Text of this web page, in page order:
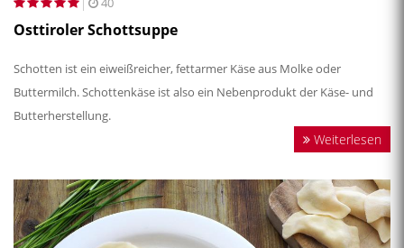
Osttiroler Schottsuppe
Schotten ist ein eiweißreicher, fettarmer Käse aus Molke oder
Buttermilch. Schottenkäse ist also ein Nebenprodukt der Käse- und
Butterherstellung.
Weiterlesen